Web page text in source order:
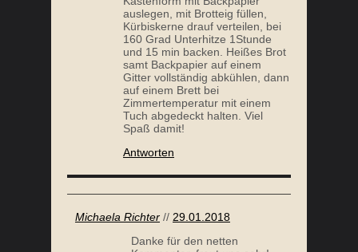
auslegen, mit Brotteig füllen,
Kürbiskerne drauf verteilen, bei
160 Grad Unterhitze 1Stunde
und 15 min backen. Heißes Brot
samt Backpapier auf einem
Gitter vollständig abkühlen, dann
auf einem Brett bei
Zimmertemperatur mit einem
Tuch abgedeckt halten. Viel
Spaß damit!
Antworten
Michaela Richter // 29.01.2018
Danke für den netten